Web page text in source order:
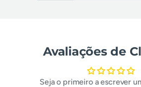
Avaliações de
Seja o primeiro a escrever